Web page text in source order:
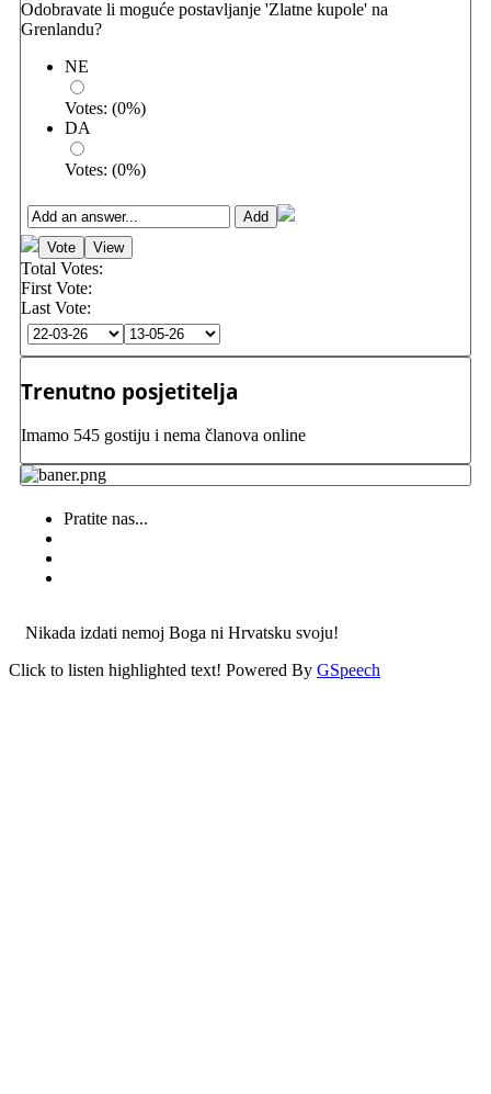
Odobravate li moguće postavljanje 'Zlatne kupole' na
Grenlandu?
NE
Votes: (0%)
DA
Votes: (0%)
Total Votes:
First Vote:
Last Vote:
Trenutno posjetitelja
Imamo 545 gostiju i nema članova online
Pratite nas...
Nikada izdati nemoj Boga ni Hrvatsku svoju!
Click to listen highlighted text! Powered By GSpeech